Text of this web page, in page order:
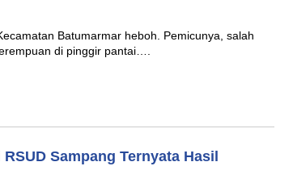
Batumarmar heboh. Pemicunya, salah
di pinggir pantai….
Sampang Ternyata Hasil